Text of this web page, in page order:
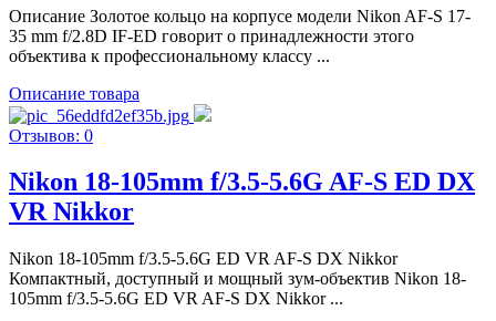
Описание Золотое кольцо на корпусе модели Nikon AF-S 17-
35 mm f/2.8D IF-ED говорит о принадлежности этого
объектива к профессиональному классу ...
Описание товара
Отзывов: 0
Nikon 18-105mm f/3.5-5.6G AF-S ED DX
VR Nikkor
Nikon 18-105mm f/3.5-5.6G ED VR AF-S DX Nikkor
Компактный, доступный и мощный зум-объектив Nikon 18-
105mm f/3.5-5.6G ED VR AF-S DX Nikkor ...